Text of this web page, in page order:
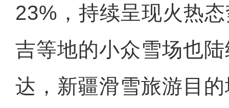
23%，持续呈现火热
吉等地的小众雪场也
达，新疆滑雪旅游目